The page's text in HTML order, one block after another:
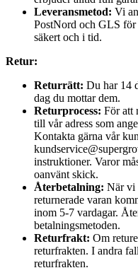
Leveransmetod: Vi
PostNord och GLS för
säkert och i tid.
Retur:
Returrätt: Du har 14
dag du mottar dem.
Returprocess: För att
till vår adress som
Kontakta gärna vår
instruktioner. Varor
oanvänt skick.
Återbetalning: När vi
returnerade varan
inom 5-7 vardagar.
betalningsmetoden.
Returfrakt: Om
returfrakten. I andra
returfrakten.